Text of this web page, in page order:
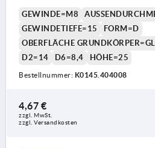
GEWINDE=M8
GEWINDETIEFE=15
FORM=D
OBERFLÄCHE
D2=14
D6=8,4 HÖHE=25
Bestellnummer: K0145.404008
4,67 €
zzgl. MwSt.
zzgl. Versandkosten